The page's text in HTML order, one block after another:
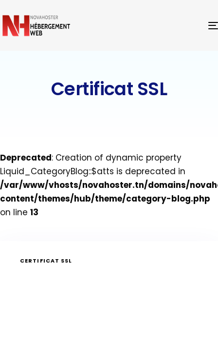
Certificat SSL
Deprecated: Creation of dynamic property
Liquid_CategoryBlog::$atts is deprecated in
/var/www/vhosts/novahoster.tn/domains/
content/themes/hub/theme/category-blog.php
on line 13
CERTIFICAT SSL